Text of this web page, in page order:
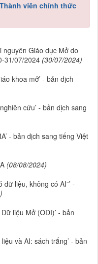
Thành viên chính thức
Giáo dục Mở do
31/07/2024 (30/07/2024)
khoa mở’ - bản dịch
cứu’ - bản dịch sang
- bản dịch sang tiếng Việt
(08/08/2024)
dữ liệu, không có AI”’ -
liệu Mở (ODI)’ - bản
và AI: sách trắng’ - bản